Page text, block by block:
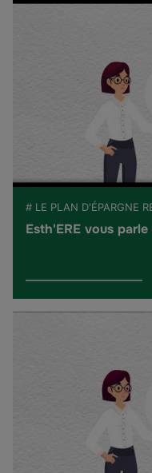
# LE PLAN D'ÉPARGNE
Esth'ERE vous